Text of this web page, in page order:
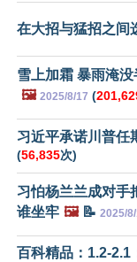
在大招与猛招之间
雪上加霜 暴雨淹
🖼️ 2025/8/17 (
习近平承诺川普任
(56,835次)
习怕杨兰兰成对手
谁坐牢 🖼️📝 2025/
百科精品：1.2-2.1